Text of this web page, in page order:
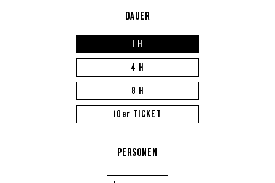
DAUER
1 H
4 H
8 H
10er TICKET
PERSONEN